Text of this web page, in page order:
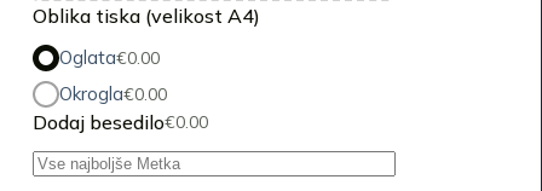
Oblika tiska (velikost A4)
Oglata€0.00
Okrogla€0.00
Dodaj besedilo€0.00